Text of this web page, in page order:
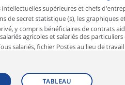
supérieures et chefs
de secret statistique (s), les graphiques
y compris bénéficiaires de contrats
agricoles et salariés des
salariés, fichier Postes au lieu de
TABLEAU